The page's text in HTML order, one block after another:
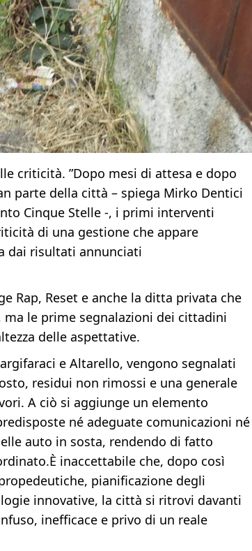
criticità. ”Dopo mesi di attesa e dopo
parte della città – spiega Mirko Dentici
Cinque Stelle -, i primi interventi
di una gestione che appare
dai risultati annunciati
Rap, Reset e anche la ditta privata che
le prime segnalazioni dei cittadini
delle aspettative.
e Altarello, vengono segnalati
residui non rimossi e una generale
A ciò si aggiunge un elemento
né adeguate comunicazioni né
auto in sosta, rendendo di fatto
inaccettabile che, dopo così
pianificazione degli
innovative, la città si ritrovi davanti
inefficace e privo di un reale